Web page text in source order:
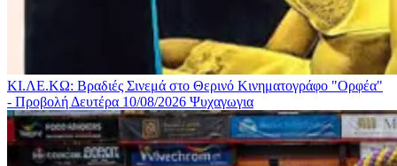
ΚΙ.ΛΕ.ΚΩ: Βραδιές Σινεμά στο Θερινό Κινηματογράφο "Ορφέα"
- Προβολή Δευτέρα 10/08/2026 Ψυχαγωγια